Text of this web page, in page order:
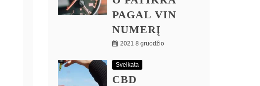
PAGAL VIN
NUMERĮ
2021 8 gruodžio
Sveikata
CBD